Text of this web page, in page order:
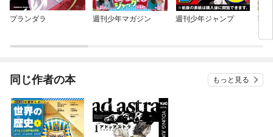
プランダラ 週刊少年マガジン 週刊少年ジャンプ
戦
同じ作者の本 もっと見る